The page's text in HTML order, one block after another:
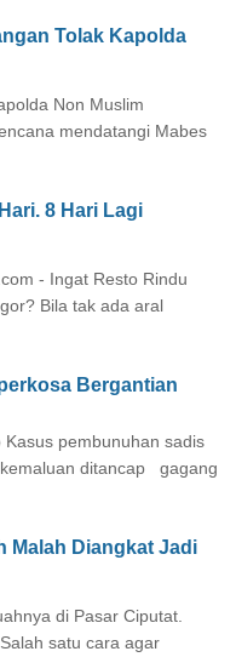
Tolak Kapolda
Non Muslim
mendatangi Mabes
8 Hari Lagi
- Ingat Resto Rindu
Bila tak ada aral
Bergantian
pembunuhan sadis
ditancap gagang
Malah Diangkat Jadi
di Pasar Ciputat.
satu cara agar